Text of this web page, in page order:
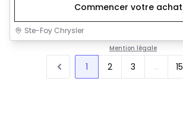
Commencer votre achat
Ste-Foy Chrysler
Mention légale
1 2 3 ... 15